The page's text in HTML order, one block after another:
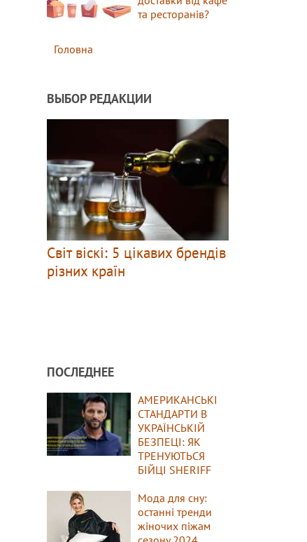
та ресторанів?
Головна
ВЫБОР РЕДАКЦИИ
Світ віскі: 5 цікавих брендів
різних країн
ПОСЛЕДНЕЕ
АМЕРИКАНСЬКІ
СТАНДАРТИ В
УКРАЇНСЬКІЙ
БЕЗПЕЦІ: ЯК
ТРЕНУЮТЬСЯ
БІЙЦІ SHERIFF
Мода для сну:
останні тренди
жіночих піжам